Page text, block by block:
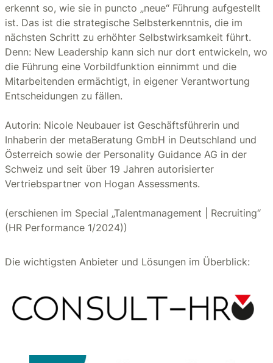
erkennt so, wie sie in puncto „neue“ Führung aufgestellt
ist. Das ist die strategische Selbsterkenntnis, die im
nächsten Schritt zu erhöhter Selbstwirksamkeit führt.
Denn: New Leadership kann sich nur dort entwickeln, wo
die Führung eine Vorbildfunktion einnimmt und die
Mitarbeitenden ermächtigt, in eigener Verantwortung
Entscheidungen zu fällen.
Autorin: Nicole Neubauer ist Geschäftsführerin und
Inhaberin der metaBeratung GmbH in Deutschland und
Österreich sowie der Personality Guidance AG in der
Schweiz und seit über 19 Jahren autorisierter
Vertriebspartner von Hogan Assessments.
(erschienen im Special „Talentmanagement | Recruiting“
(HR Performance 1/2024))
Die wichtigsten Anbieter und Lösungen im Überblick: